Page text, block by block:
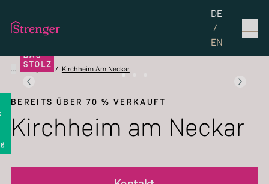
Set the
DE
/
EN
... / Projekte / Kirchheim Am Neckar
BEREITS ÜBER 70 % VERKAUFT
Kirchheim am Neckar